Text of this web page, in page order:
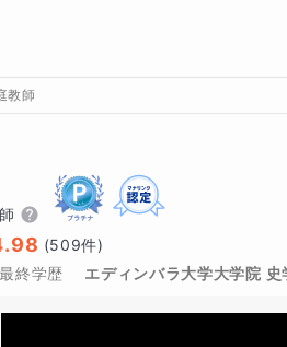
教師
(509件)
最終学歴 エディンバラ大学大学院